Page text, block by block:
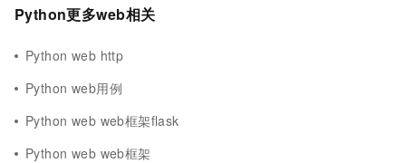
Python更多web相关
Python web http
Python web用例
Python web web框架flask
Python web web框架